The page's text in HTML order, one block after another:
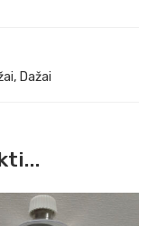
, Dažai